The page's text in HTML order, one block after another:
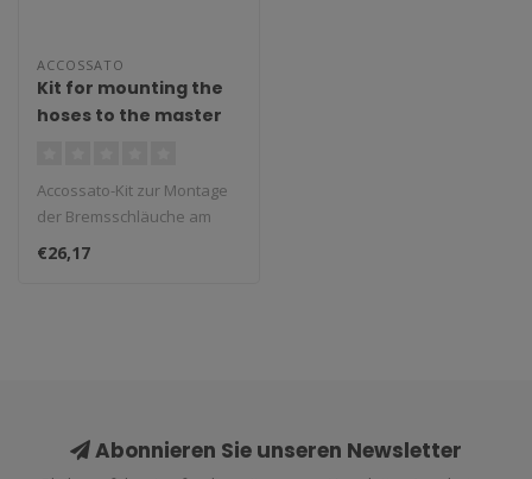
ACCOSSATO
Kit for mounting the
hoses to the master
Accossato-Kit zur Montage
der Bremsschläuche am
Hauptbremszylinder: 1-
Loch-Schr..
€26,17
Abonnieren Sie unseren Newsletter